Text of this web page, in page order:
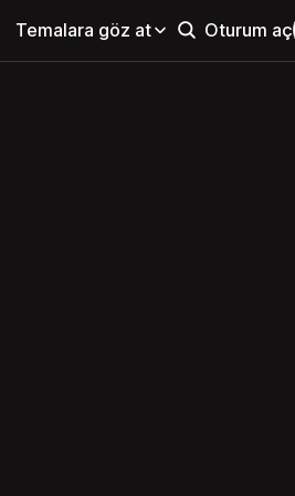
Temalara göz at Oturum aç